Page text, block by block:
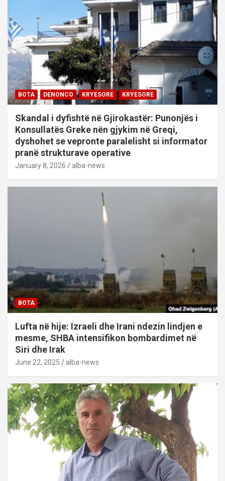
BOTA DENONCO KRYESORE KRYESORE
Skandal i dyfishtë në Gjirokastër: Punonjës i
Konsullatës Greke nën gjykim në Greqi,
dyshohet se vepronte paralelisht si informator
pranë strukturave operative
January 8, 2026 alba-news
BOTA
Lufta në hije: Izraeli dhe Irani ndezin lindjen e
mesme, SHBA intensifikon bombardimet në
Siri dhe Irak
June 22, 2025 alba-news